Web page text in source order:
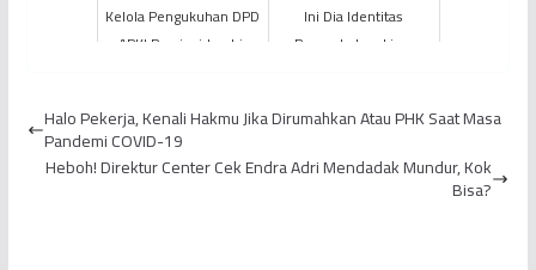
Kelola Pengukuhan DPD
APKI Provinsi Jambi,
Kerj...
Ini Dia Identitas
Penambahan Lima
Kecamatan ...
Halo Pekerja, Kenali Hakmu Jika Dirumahkan Atau PHK Saat Masa
Pandemi COVID-19
Heboh! Direktur Center Cek Endra Adri Mendadak Mundur, Kok
Bisa?